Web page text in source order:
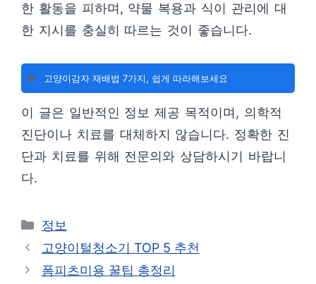
한 활동을 피하며, 약물 복용과 식이 관리에 대
한 지시를 충실히 따르는 것이 좋습니다.
▶️ 고양이감자 재배법 7가지, 쉽게 따라해보세요
이 글은 일반적인 정보 제공 목적이며, 의학적
진단이나 치료를 대체하지 않습니다. 정확한 진
단과 치료를 위해 전문의와 상담하시기 바랍니
다.
카
테
리
정보
고양이털청소기 TOP 5 추천
폼피츠미용 꿀팁 총정리